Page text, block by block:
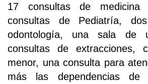
17 consultas de medicina
consultas de Pediatría,
odontología, una sala de
consultas de extracciones,
menor, una consulta para
más las dependencias de